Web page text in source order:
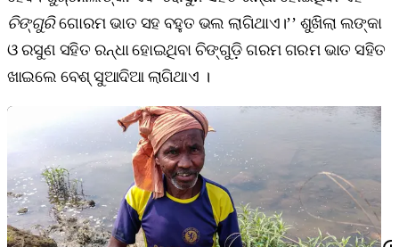
ଚିଙ୍ଗୁରିଗୋରମ ଭାତ ସହ ବହୁତ ଭଲ ଲାଗିଥାଏ।’’ ଶୁଖିଲା ଲଙ୍କା
ଓ ରସୁଣ ସହିତ ରନ୍ଧା ହୋଇଥିବା ଚିଙ୍ଗୁଡ଼ି ଗରମ ଗରମ ଭାତ ସହିତ
ଖାଇଲେ ବେଶ୍‌ ସୁଆଦିଆ ଲାଗିଥାଏ ।